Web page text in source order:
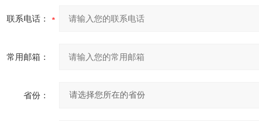
联系电话：
常用邮箱：
省份：